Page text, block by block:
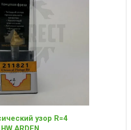
узор R=4